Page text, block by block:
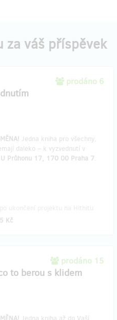
za váš příspěvek
prodáno 6
Jedna kniha pro všechny,
daleko – k vyzvednutí v
Průhonu 17, 170 00 Praha 7.
Kč
prodáno 15
to berou s klidem
Jedna kniha až do Vaší